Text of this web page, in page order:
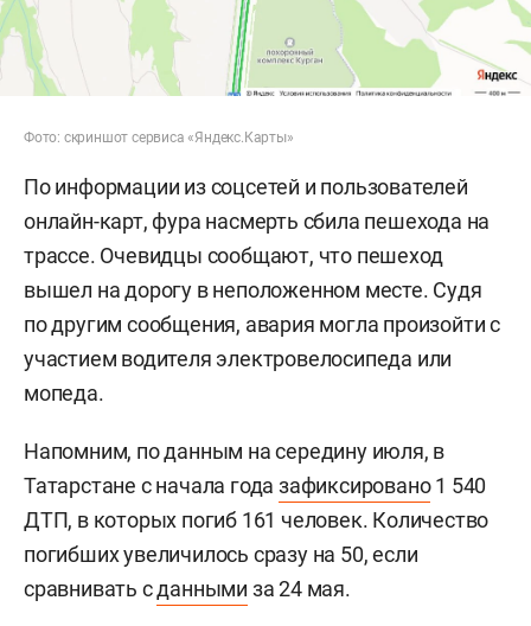
Фото: скриншот сервиса «Яндекс.Карты»
По информации из соцсетей и пользователей
онлайн-карт, фура насмерть сбила пешехода на
трассе. Очевидцы сообщают, что пешеход
вышел на дорогу в неположенном месте. Судя
по другим сообщения, авария могла произойти с
участием водителя электровелосипеда или
мопеда.
Напомним, по данным на середину июля, в
Татарстане с начала годазафиксировано1 540
ДТП, в которых погиб 161 человек. Количество
погибших увеличилось сразу на 50, если
сравнивать сданными за 24 мая.